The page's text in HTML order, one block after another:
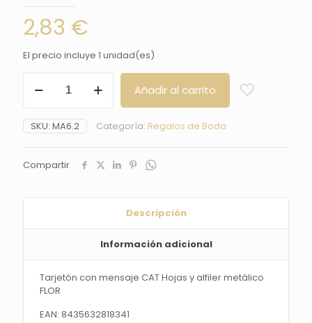
2,83 €
El precio incluye 1 unidad(es)
con
CAT
Hojas
metálico
Añadir al carrito
SKU: MA6.2 Categoría: Regalos de Boda
Compartir
Descripción
Información adicional
Tarjetón con mensaje CAT Hojas y alfiler metálico
FLOR
EAN: 8435632818341